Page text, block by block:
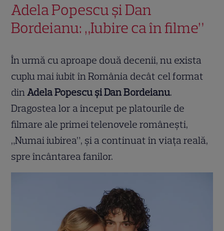
Adela Popescu și Dan
Bordeianu: „Iubire ca în filme”
În urmă cu aproape două decenii, nu exista
cuplu mai iubit în România decât cel format
dinAdela Popescu și Dan Bordeianu.
Dragostea lor a început pe platourile de
filmare ale primei telenovele românești,
„Numai iubirea”, și a continuat în viața reală,
spre încântarea fanilor.